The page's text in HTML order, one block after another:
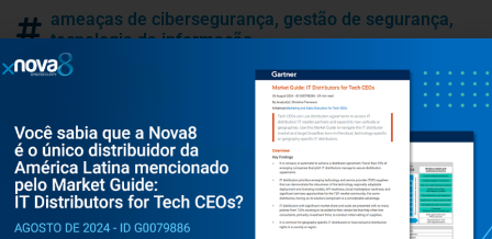
ameaças de cibersegurança, gestão de segurança,
tecnologia da informação
Segurança
Gestão de segurança
#cybersecurity
Notícias